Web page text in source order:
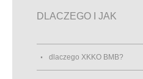
DLACZEGO I JAK
dlaczego XKKO BMB?